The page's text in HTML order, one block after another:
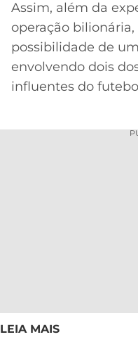
Assim, além da
operação
possibilidade de
envolvendo dois
influentes do
LEIA MAIS